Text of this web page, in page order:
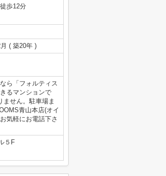
歩12分
( 築20年 )
ら「フォルティス
るマンションで
ません。駐車場ま
青山本店(オイ
気軽にお電話下さ
５F